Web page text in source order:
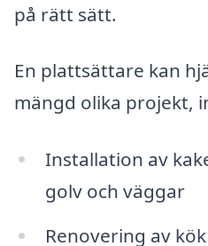
på rätt sätt.
En plattsättare kan
mängd olika projekt,
Installation av
golv och väggar
Renovering av